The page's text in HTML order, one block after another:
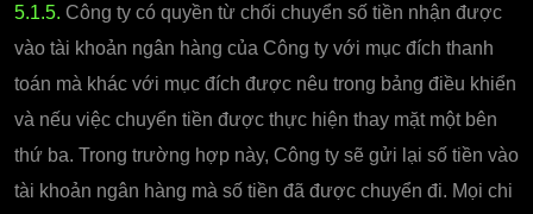
5.1.5. Công ty có quyền từ chối chuyển số tiền nhận được
vào tài khoản ngân hàng của Công ty với mục đích thanh
toán mà khác với mục đích được nêu trong bảng điều khiển
và nếu việc chuyển tiền được thực hiện thay mặt một bên
thứ ba. Trong trường hợp này, Công ty sẽ gửi lại số tiền vào
tài khoản ngân hàng mà số tiền đã được chuyển đi. Mọi chi